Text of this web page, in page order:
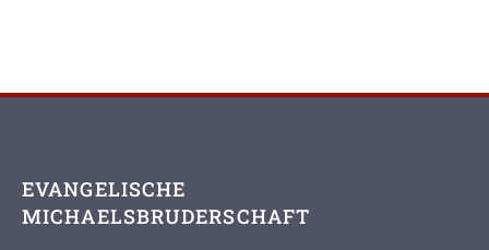
EVANGELISCHE
MICHAELSBRUDERSCHAFT